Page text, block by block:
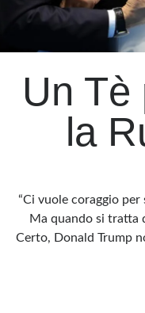
Un Tè
la
“Ci vuole coraggio
Ma quando si tratta
Certo, Donald Trump